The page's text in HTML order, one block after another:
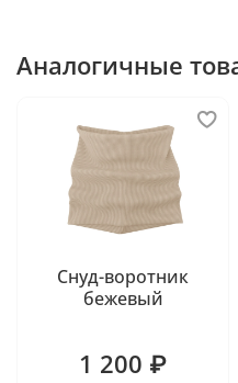
Аналогичные
Снуд-воротник
бежевый
1 200 ₽